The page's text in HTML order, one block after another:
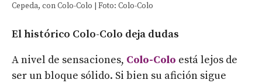
Cepeda, con Colo-Colo | Foto: Colo-Colo
El histórico Colo-Colo deja dudas
A nivel de sensaciones, Colo-Colo está lejos de
ser un bloque sólido. Si bien su afición sigue